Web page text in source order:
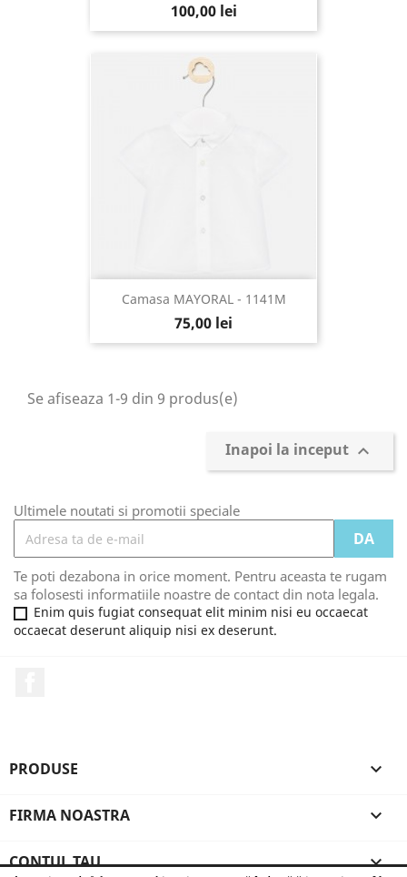
100,00 lei
Camasa MAYORAL - 1141M
75,00 lei
Se afiseaza 1-9 din 9 produs(e)
Inapoi la inceput 
Ultimele noutati si promotii speciale
Te poti dezabona in orice moment. Pentru aceasta te rugam
sa folosesti informatiile noastre de contact din nota legala.
Enim quis fugiat consequat elit minim nisi eu occaecat
occaecat deserunt aliquip nisi ex deserunt.
PRODUSE 
FIRMA NOASTRA 
CONTUL TAU 